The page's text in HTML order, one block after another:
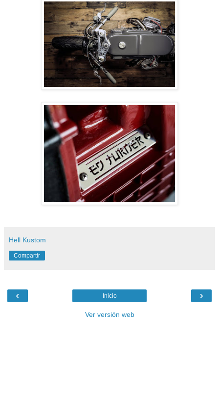
Hell Kustom
Compartir
‹ ›
Inicio
Ver versión web